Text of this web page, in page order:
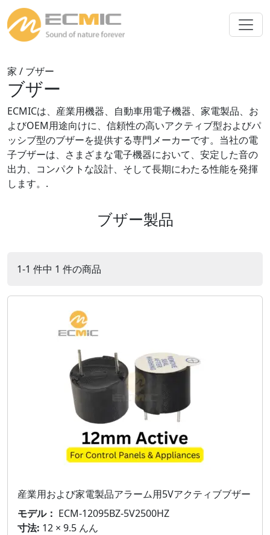
家 / ブザー
ブザー
ECMICは、産業用機器、自動車用電子機器、家電製品、お
よびOEM用途向けに、信頼性の高いアクティブ型およびパ
ッシブ型のブザーを提供する専門メーカーです。当社の電
子ブザーは、さまざまな電子機器において、安定した音の
出力、コンパクトな設計、そして長期にわたる性能を発揮
します。.
ブザー製品
1-1 件中 1 件の商品
産業用および家電製品アラーム用5Vアクティブブザー
モデル： ECM-12095BZ-5V2500HZ
寸法: 12 × 9.5 んん